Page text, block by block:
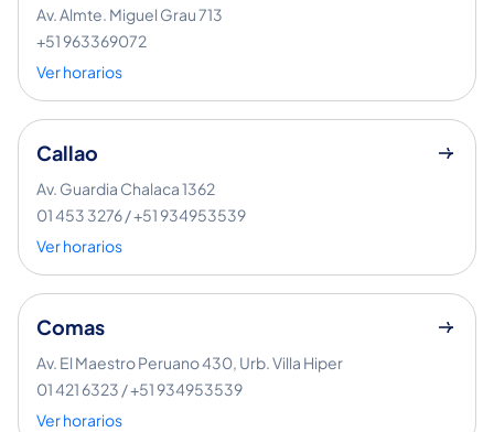
Av. Almte. Miguel Grau 713
+51 963369072
Ver horarios
Callao
Av. Guardia Chalaca 1362
01 453 3276 / +51 934953539
Ver horarios
Comas
Av. El Maestro Peruano 430, Urb. Villa Hiper
01 421 6323 / +51 934953539
Ver horarios